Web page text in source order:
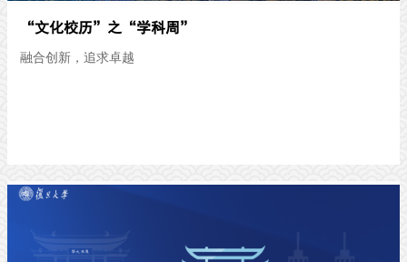
“文化校历”之“学科周”
融合创新，追求卓越